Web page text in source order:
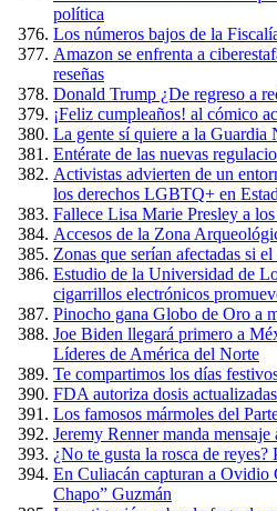
política
Los números bajos de la
Amazon se enfrenta a
reseñas
Donald Trump ¿De regreso a
¡Feliz cumpleaños! al cómico
La gente sí quiere a la
Entérate de las nuevas
Activistas advierten de un
los derechos LGBTQ+ en
Fallece Lisa Marie Presley a
Accesos de la Zona
Zonas que serían afectadas si
Estudio de la Universidad de
cigarrillos electrónicos
Pinocho gana Globo de Oro a
Joe Biden llegará primero a
Líderes de América del Norte
Te compartimos los días
FDA autoriza dosis
Los famosos mármoles del
Jeremy Renner manda mensaje
¿No te gusta la rosca de reyes?
En Culiacán capturan a Ovidio
Chapo” Guzmán